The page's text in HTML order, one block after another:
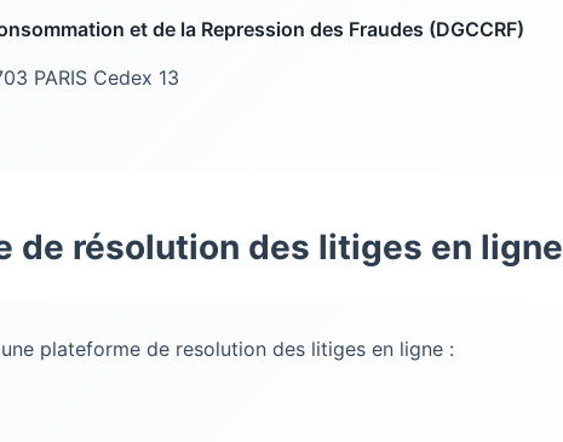
et de la Repression des Fraudes (DGCCRF)
PARIS Cedex 13
de résolution des litiges en ligne
plateforme de resolution des litiges en ligne :